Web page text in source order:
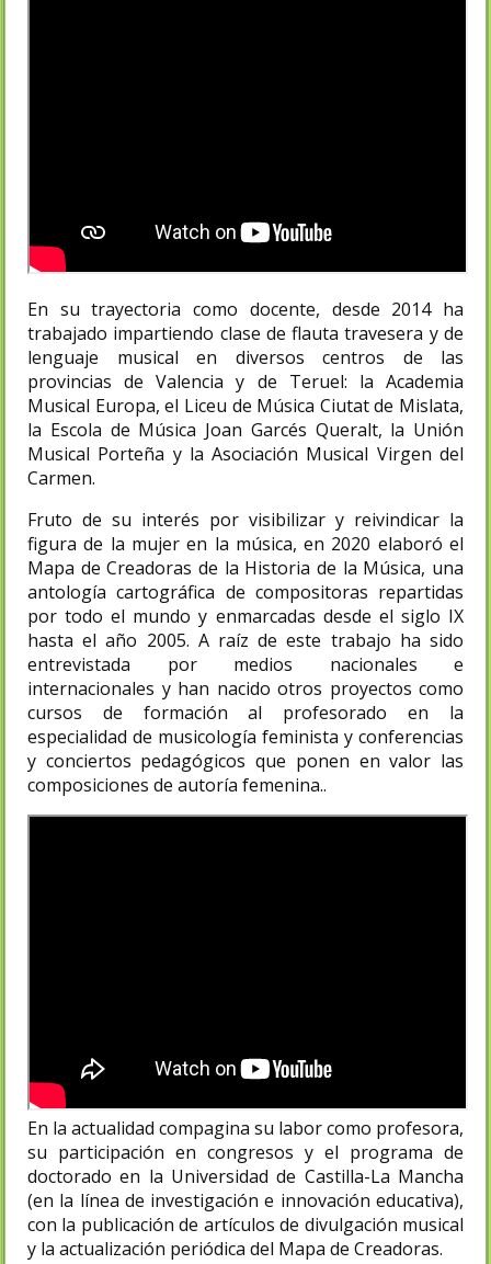
En su trayectoria como docente, desde 2014 ha
trabajado impartiendo clase de flauta travesera y de
lenguaje musical en diversos centros de las
provincias de Valencia y de Teruel: la Academia
Musical Europa, el Liceu de Música Ciutat de Mislata,
la Escola de Música Joan Garcés Queralt, la Unión
Musical Porteña y la Asociación Musical Virgen del
Carmen.
Fruto de su interés por visibilizar y reivindicar la
figura de la mujer en la música, en 2020 elaboró el
Mapa de Creadoras de la Historia de la Música, una
antología cartográfica de compositoras repartidas
por todo el mundo y enmarcadas desde el siglo IX
hasta el año 2005. A raíz de este trabajo ha sido
entrevistada por medios nacionales e
internacionales y han nacido otros proyectos como
cursos de formación al profesorado en la
especialidad de musicología feminista y conferencias
y conciertos pedagógicos que ponen en valor las
composiciones de autoría femenina..
En la actualidad compagina su labor como profesora,
su participación en congresos y el programa de
doctorado en la Universidad de Castilla-La Mancha
(en la línea de investigación e innovación educativa),
con la publicación de artículos de divulgación musical
y la actualización periódica del Mapa de Creadoras.